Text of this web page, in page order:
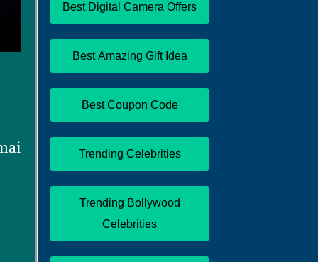
Best Digital Camera Offers
Best Amazing Gift Idea
Best Coupon Code
Trending Celebrities
Trending Bollywood
Celebrities